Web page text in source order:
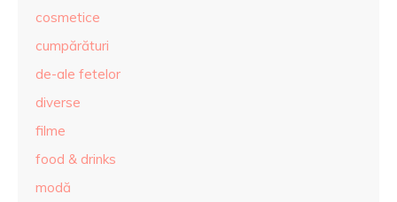
cosmetice
cumpărături
de-ale fetelor
diverse
filme
food & drinks
modă